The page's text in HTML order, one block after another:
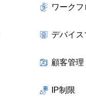
ワークフ
デバイ
顧客管理
IP制限